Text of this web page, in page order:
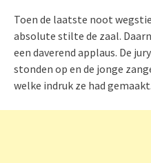
Toen de laatste noot
absolute stilte de zaal.
een daverend applaus. De
stonden op en de jonge
welke indruk ze had gemaakt.